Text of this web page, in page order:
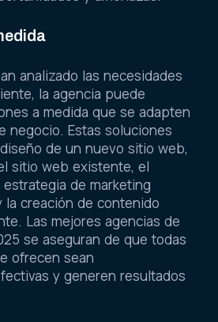
analizado las necesidades
la agencia puede
a medida que se adapten
negocio. Estas soluciones
de un nuevo sitio web,
sitio web existente, el
de marketing
la creación de contenido
Las mejores agencias de
se aseguran de que todas
ofrecen sean
y generen resultados